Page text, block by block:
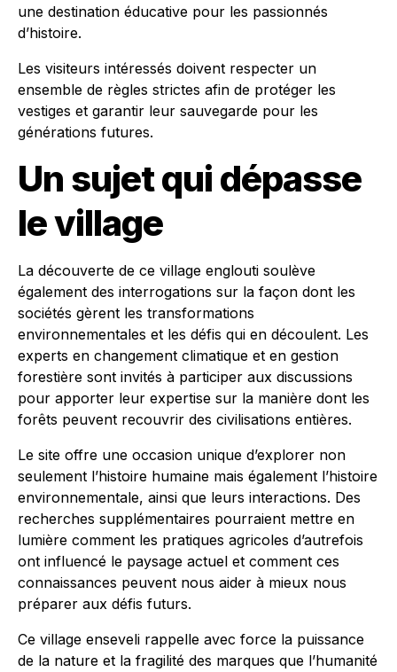
une destination éducative pour les passionnés
d’histoire.
Les visiteurs intéressés doivent respecter un
ensemble de règles strictes afin de protéger les
vestiges et garantir leur sauvegarde pour les
générations futures.
Un sujet qui dépasse
le village
La découverte de ce village englouti soulève
également des interrogations sur la façon dont les
sociétés gèrent les transformations
environnementales et les défis qui en découlent. Les
experts en changement climatique et en gestion
forestière sont invités à participer aux discussions
pour apporter leur expertise sur la manière dont les
forêts peuvent recouvrir des civilisations entières.
Le site offre une occasion unique d’explorer non
seulement l’histoire humaine mais également l’histoire
environnementale, ainsi que leurs interactions. Des
recherches supplémentaires pourraient mettre en
lumière comment les pratiques agricoles d’autrefois
ont influencé le paysage actuel et comment ces
connaissances peuvent nous aider à mieux nous
préparer aux défis futurs.
Ce village enseveli rappelle avec force la puissance
de la nature et la fragilité des marques que l’humanité